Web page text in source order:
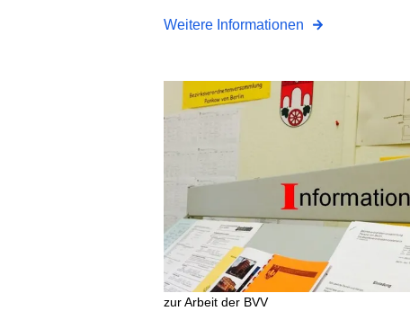
Weitere Informationen
zur Arbeit der BVV